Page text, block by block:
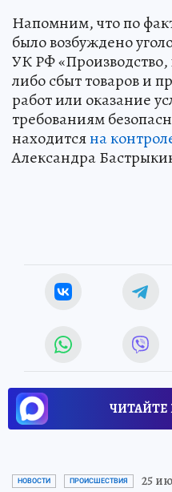
Напомним, что по
было возбуждено
УК РФ
либо сбыт товаров и
работ или оказание
требованиям
находитсяна
Александра
ЧИТАЙТЕ
НОВОСТИ ПРОИСШЕСТВИЯ 25